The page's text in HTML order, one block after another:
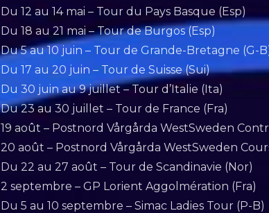
Du 12 au 14 mai – Tour du Pays Basque (Esp)
Du 18 au 21 mai – Tour de Burgos (Esp)
Du 5 au 10 juin – Tour de Grande-Bretagne (G-
Du 17 au 20 juin – Tour de Suisse (Sui)
Du 30 juin au 9 juillet – Tour d’Italie (Ita)
Du 23 au 30 juillet – Tour de France (Fra)
19 août – Postnord Vårgårda WestSweden
20 août – Postnord Vårgårda WestSweden
Du 22 au 27 août – Tour de Scandinavie (Nor)
2 septembre – GP Lorient Aggolmération (Fra)
Du 5 au 10 septembre – Simac Ladies Tour (P-B)